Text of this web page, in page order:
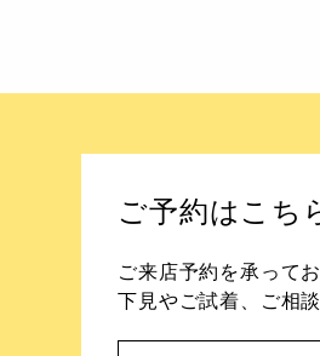
ご予約はこち
ご来店予約を承ってお
下見やご試着、ご相